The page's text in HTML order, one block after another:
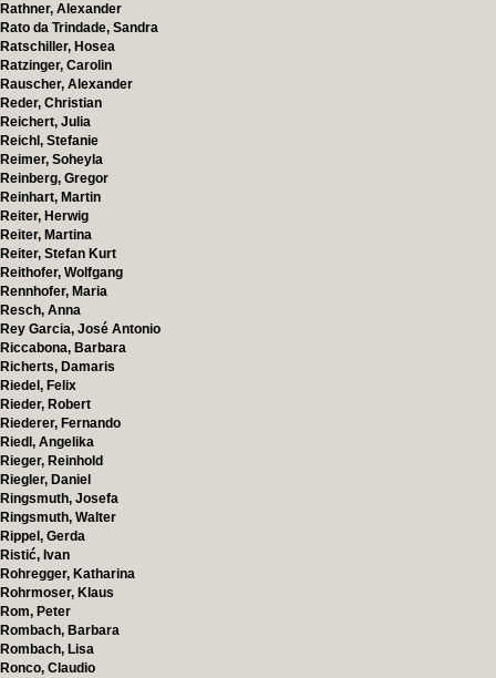
Rathner, Alexander
Rato da Trindade, Sandra
Ratschiller, Hosea
Ratzinger, Carolin
Rauscher, Alexander
Reder, Christian
Reichert, Julia
Reichl, Stefanie
Reimer, Soheyla
Reinberg, Gregor
Reinhart, Martin
Reiter, Herwig
Reiter, Martina
Reiter, Stefan Kurt
Reithofer, Wolfgang
Rennhofer, Maria
Resch, Anna
Rey Garcia, José Antonio
Riccabona, Barbara
Richerts, Damaris
Riedel, Felix
Rieder, Robert
Riederer, Fernando
Riedl, Angelika
Rieger, Reinhold
Riegler, Daniel
Ringsmuth, Josefa
Ringsmuth, Walter
Rippel, Gerda
Ristić, Ivan
Rohregger, Katharina
Rohrmoser, Klaus
Rom, Peter
Rombach, Barbara
Rombach, Lisa
Ronco, Claudio